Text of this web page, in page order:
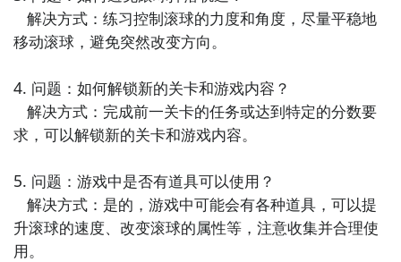
2
​开始安装轨道滚球安卓模拟器
行安装啦，双击安装辅助。如果玩家们是第一次下载轨
道滚球助手，那么还需要勾选安装模拟器，仅此一次，
若杀毒软件阻止，请允许通过。
移动滚球，避免突然改变方向。
4. 问题：如何解锁新的关卡和游戏内容？
求，可以解锁新的关卡和游戏内容。
5. 问题：游戏中是否有道具可以使用？
升滚球的速度、改变滚球的属性等，注意收集并合理使
用。